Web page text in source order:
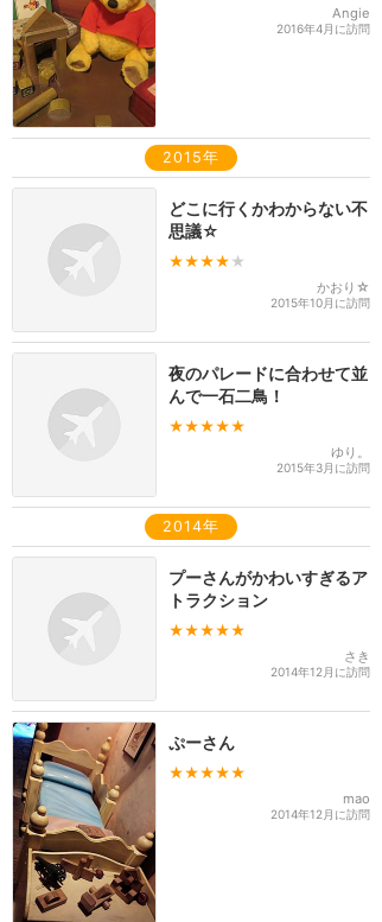
Angie
2016年4月に訪問
2015年
どこに行くかわからない不
思議☆
★★★★ ★
かおり☆
2015年10月に訪問
夜のパレードに合わせて並
んで一石二鳥！
★★★★★
ゆり。
2015年3月に訪問
2014年
プーさんがかわいすぎるア
トラクション
★★★★★
さき
2014年12月に訪問
ぷーさん
★★★★★
mao
2014年12月に訪問